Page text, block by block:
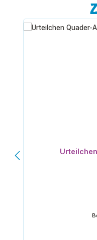
Produktgalerie